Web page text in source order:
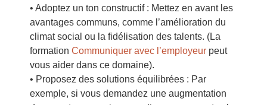
• Adoptez un ton constructif : Mettez en avant les
avantages communs, comme l’amélioration du
climat social ou la fidélisation des talents. (La
formation Communiquer avec l’employeur peut
vous aider dans ce domaine).
• Proposez des solutions équilibrées : Par
exemple, si vous demandez une augmentation